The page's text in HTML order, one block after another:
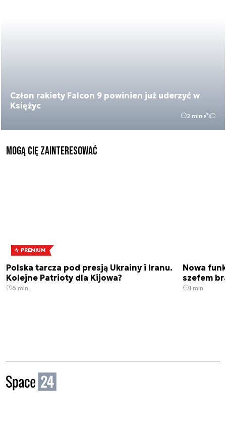
Człon rakiety Falcon 9 powinien już uderzyć w
Księżyc
2 min.
Mogą Cię zainteresować
PREMIUM
Polska tarcza pod presją Ukrainy i Iranu.
Kolejne Patrioty dla Kijowa?
6 min.
Nowa
szefem
1 min.